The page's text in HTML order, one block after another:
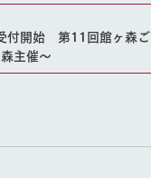
付開始 第11回館ヶ森ご
主催～